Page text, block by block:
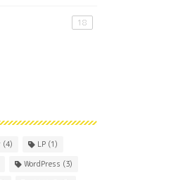
18
(4) LP(1)
WordPress (3)